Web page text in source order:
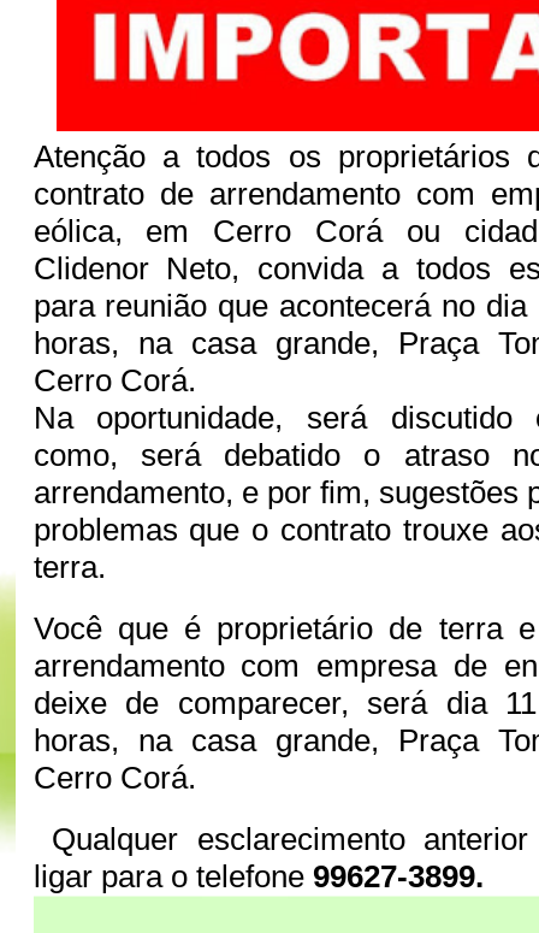
Atenção a todos os proprietários
contrato de arrendamento com
eólica, em Cerro Corá ou
Clidenor Neto, convida a todos
para reunião que acontecerá no
horas, na casa grande, Praça
Cerro Corá.
Na oportunidade, será
como, será debatido o atraso
arrendamento, e por fim, sugestões
problemas que o contrato trouxe
terra.
Você que é proprietário de terra
arrendamento com empresa de
deixe de comparecer, será dia
horas, na casa grande, Praça
Cerro Corá.
Qualquer esclarecimento
ligar para o telefone 99627-3899.